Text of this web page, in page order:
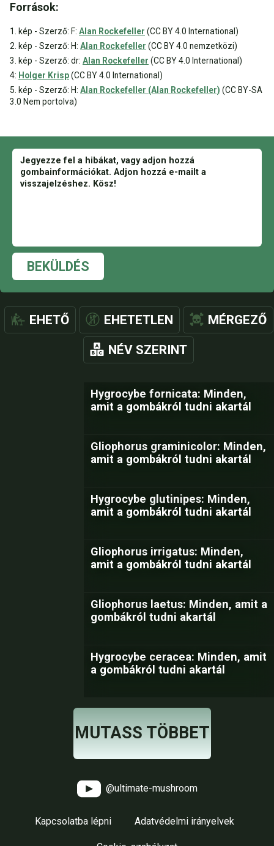
Források:
1. kép - Szerző: F: Alan Rockefeller (CC BY 4.0 International)
2. kép - Szerző: H: Alan Rockefeller (CC BY 4.0 nemzetközi)
3. kép - Szerző: dr: Alan Rockefeller (CC BY 4.0 International)
4: Holger Krisp(CC BY 4.0 International)
5. kép - Szerző: H: Alan Rockefeller (Alan Rockefeller) (CC BY-SA
3.0 Nem portolva)
BEKÜLDÉS
EHETŐ EHETETLEN MÉRGEZŐ
NÉV SZERINT
Hygrocybe fornicata: Minden,
amit a gombákról tudni akartál
Gliophorus graminicolor: Minden,
amit a gombákról tudni akartál
Hygrocybe glutinipes: Minden,
amit a gombákról tudni akartál
Gliophorus irrigatus: Minden,
amit a gombákról tudni akartál
Gliophorus laetus: Minden, amit a
gombákról tudni akartál
Hygrocybe ceracea: Minden, amit
a gombákról tudni akartál
MUTASS TÖBBET
@ultimate-mushroom
Kapcsolatba lépni Adatvédelmi irányelvek